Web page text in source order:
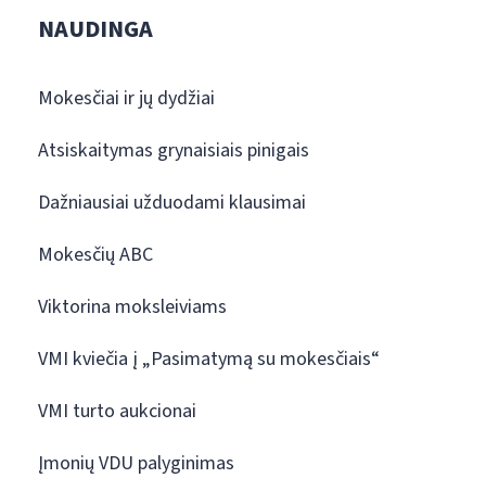
NAUDINGA
Mokesčiai ir jų dydžiai
Atsiskaitymas grynaisiais pinigais
Dažniausiai užduodami klausimai
Mokesčių ABC
Viktorina moksleiviams
VMI kviečia į „Pasimatymą su mokesčiais“
VMI turto aukcionai
Įmonių VDU palyginimas